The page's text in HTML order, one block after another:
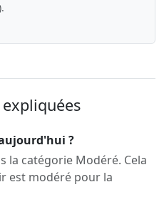
?
la catégorie Modéré. Cela
est modéré pour la